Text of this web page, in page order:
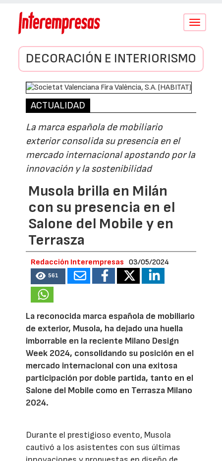
Conmutar
DECORACIÓN E INTERIORISMO
ACTUALIDAD
La marca española de mobiliario
exterior consolida su presencia en el
mercado internacional apostando por la
innovación y la sostenibilidad
Musola brilla en Milán
con su presencia en el
Salone del Mobile y en
Terrasza
Redacción Interempresas 03/05/2024
561
La reconocida marca española de mobiliario
de exterior, Musola, ha dejado una huella
imborrable en la reciente Milano Design
Week 2024, consolidando su posición en el
mercado internacional con una exitosa
participación por doble partida, tanto en el
Salone del Mobile como en Terrasza Milano
2024.
Durante el prestigioso evento, Musola
cautivó a los asistentes con sus últimas